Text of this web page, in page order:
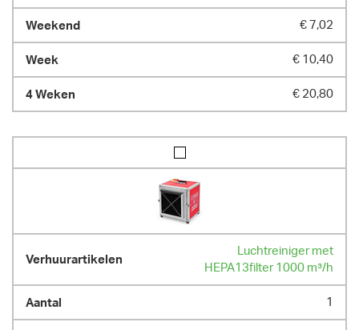
€ 7,02
€ 10,40
€ 20,80
Luchtreiniger met
HEPA13filter 1000 m³/h
1